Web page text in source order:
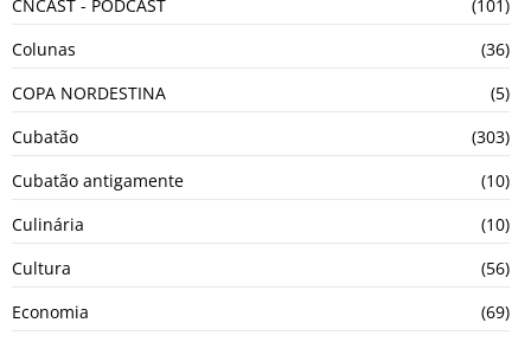
CNCAST - PODCAST
(101)
Colunas
(36)
COPA NORDESTINA
(5)
Cubatão
(303)
Cubatão antigamente
(10)
Culinária
(10)
Cultura
(56)
Economia
(69)